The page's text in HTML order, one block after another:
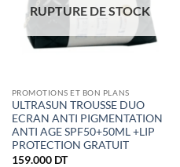
RUPTURE DE STOCK
PROMOTIONS ET BON PLANS
ULTRASUN TROUSSE DUO
ECRAN ANTI PIGMENTATION
ANTI AGE SPF50+50ML +LIP
PROTECTION GRATUIT
159.000 DT